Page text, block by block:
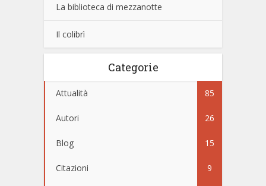
La biblioteca di mezzanotte
Il colibrì
Categorie
Attualità 85
Autori 26
Blog 15
Citazioni 9